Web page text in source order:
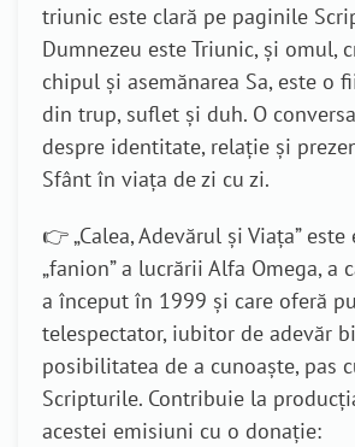
triunic este clară pe paginile
Dumnezeu este Triunic, și omul,
chipul și asemănarea Sa, este o
din trup, suflet și duh. O
despre identitate, relație și
Sfânt în viața de zi cu zi.
👉 „Calea, Adevărul şi Viaţa”
„fanion” a lucrării Alfa Omega, a
a început în 1999 și care oferă
telespectator, iubitor de adevăr
posibilitatea de a cunoaște, pas
Scripturile. Contribuie la
acestei emisiuni cu o donație: